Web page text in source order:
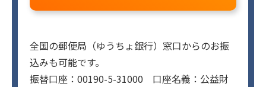
全国の郵便局（ゆうちょ銀行）窓口からのお振
込みも可能です。
振替口座：00190-5-31000 口座名義：公益財